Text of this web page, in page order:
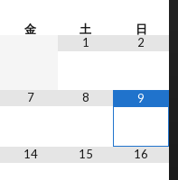
金 土
日
1
2
7 8 9
14 15 16